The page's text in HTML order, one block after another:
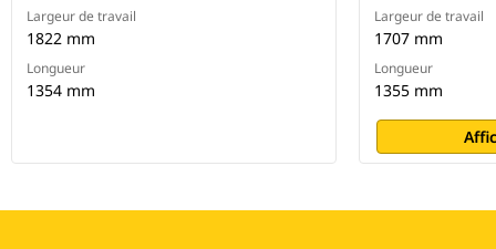
Largeur de travail
1822 mm
Longueur
1354 mm
Largeur de travail
1707 mm
Longueur
1355 mm